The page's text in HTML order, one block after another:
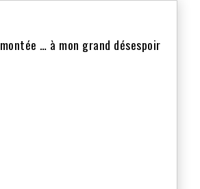
… à mon grand désespoir